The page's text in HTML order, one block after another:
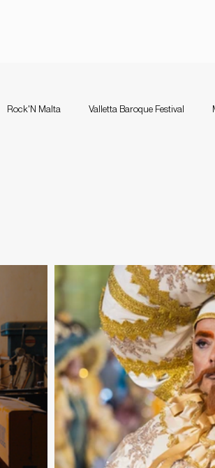
Rock'N Malta Valletta Baroque Festival